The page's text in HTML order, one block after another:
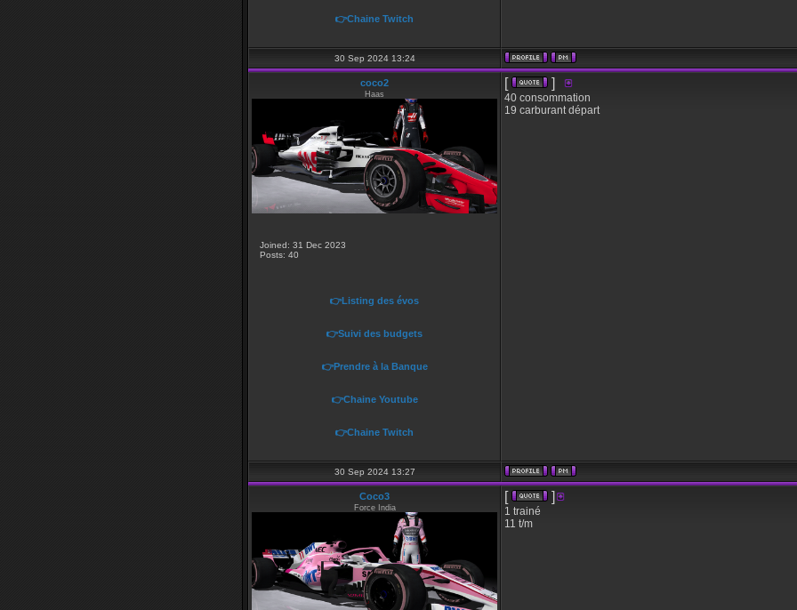
👉Chaine Twitch
30 Sep 2024 13:24
coco2
Haas
Joined: 31 Dec 2023
Posts: 40
👉Listing des évos
👉Suivi des budgets
👉Prendre à la Banque
👉Chaine Youtube
👉Chaine Twitch
[ ]
40 consommation
19 carburant départ
30 Sep 2024 13:27
Coco3
Force India
[ ]
1 trainé
11 t/m